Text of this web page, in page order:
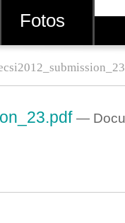
Fotos
—